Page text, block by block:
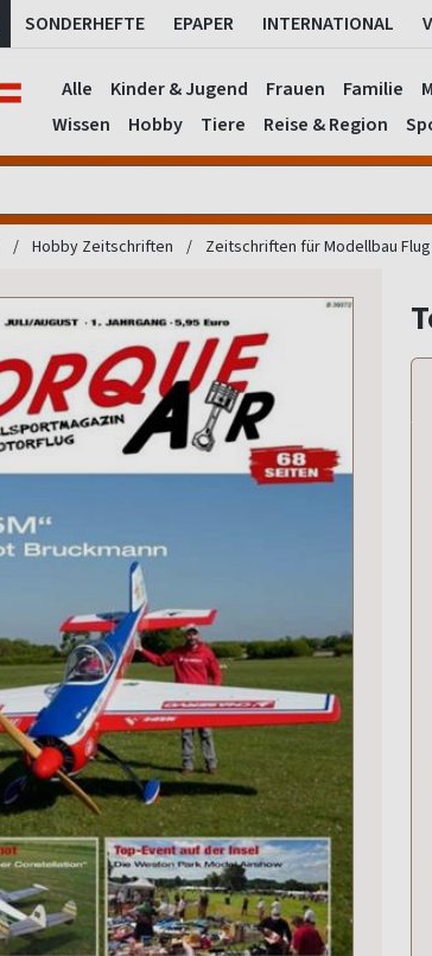
SONDERHEFTE EPAPER INTERNATIONAL
Alle Kinder & Jugend Frauen Familie
Wissen
Hobby Tiere Reise & Region
Hobby Zeitschriften Zeitschriften für Modellbau